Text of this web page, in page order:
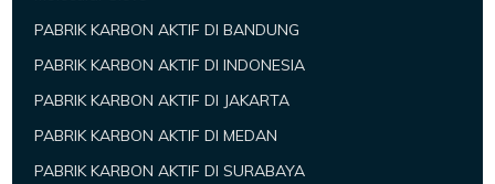
PABRIK KARBON AKTIF DI BANDUNG
PABRIK KARBON AKTIF DI INDONESIA
PABRIK KARBON AKTIF DI JAKARTA
PABRIK KARBON AKTIF DI MEDAN
PABRIK KARBON AKTIF DI SURABAYA